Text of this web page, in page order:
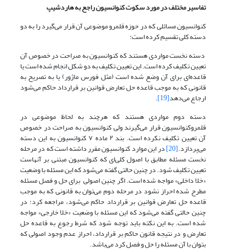
تفاسیر مختلف در مورد سکوت کنوانسیون راجع به هاردشیپ
کنوانسیون مسائلی که در حوزه قلمرو موضوعی آن قرار می‌گیرد را به دو
دسته کلی تقسیم کرده است:
دسته نخست مواردی هستند که کنوانسیون به صراحت در خصوص آن
تعیین تکلیف کرده است. این تعیین تکلیف به دو شکل انجام شده است یا
قاعده‌ای برای آن وضع شده است (مثل فورس ماژور) یا به تصریح به
قانونی که به موجب قاعده حل تعارض قوانین بر قرارداد حاکم می‌شود
ارجاع می‌دهد[19]
.
دسته دوم مواردی هستند که هرچند به لحاظ موضوعی در
قلمروکنوانسیون قرار می‌گیرند ولی کنوانسیون به صراحت در خصوص
آن تعیین تکلیف نکرده است. بند ۲ ماده ۷ کنوانسیون به این دسته
می‌پردازد.[20] در این موارد کنوانسیون مقرر داشته است که در مرحله
نخست مسئله مطابق با اصول کلی‌ای که کنوانسیون مبتنی بر آنهاست
تعیین تکلیف شود. در چنین حالتی گفته می‌شود که این مسئله با وضعیت
«خلا داخلی» مواجه شده است. اگر چنین اصولی برای حل و فصل مسئله
مطرح شده احراز نشود در مرحله دوم می‌توان به قانونی که به موجب
قاعده حل تعارض قوانین بر قرارداد حاکم می‌شود، مراجعه کرد؛ در
چنین حالتی گفته می‌شود که این مسئله با وضعیت «خلا خارجی» مواجه
شده است. به این نکته باید توجه شود که شرط رجوع به قاعده حل
تعارض و در نتیجه قانون حاکم بر قرارداد، احراز عدم وجود اصولی که
بتوان با آن مسئله را حل و فصل کرد می‌باشد.